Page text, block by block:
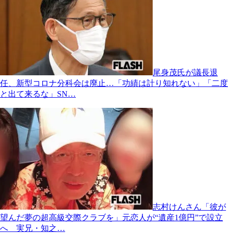
尾身茂氏が議長退
任、新型コロナ分科会は廃止…「功績は計り知れない」「二度
と出て来るな」SN…
志村けんさん「彼が
望んだ夢の超高級交際クラブを」元恋人が“遺産1億円”で設立
へ 実兄・知之…